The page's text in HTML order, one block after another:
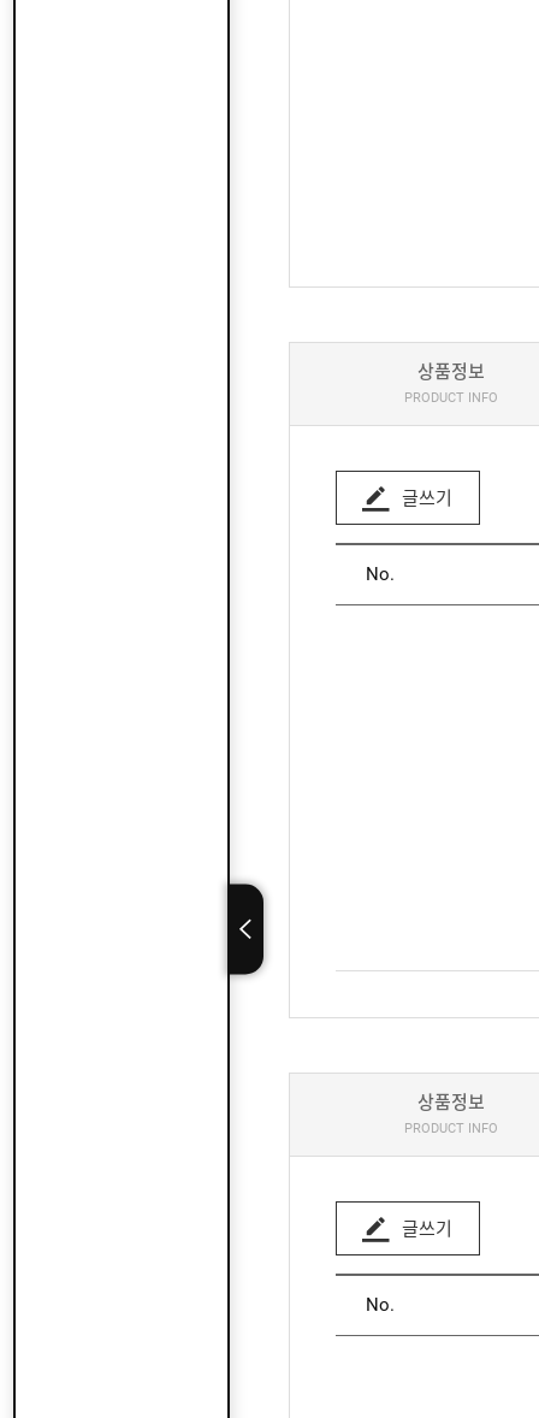
상품정보
PRODUCT INFO
글쓰기
No.
상품정보
PRODUCT INFO
글쓰기
No.